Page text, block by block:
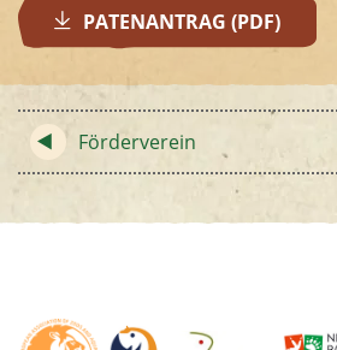
PATENANTRAG (PDF)
Förderverein